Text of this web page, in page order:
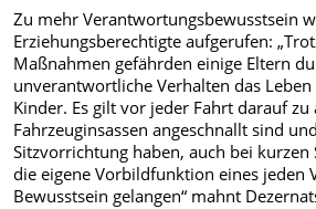
Zu mehr Verantwortungsbewusstsein
Erziehungsberechtigte aufgerufen:
Maßnahmen gefährden einige Eltern
unverantwortliche Verhalten das
Kinder. Es gilt vor jeder Fahrt darauf zu
Fahrzeuginsassen angeschnallt sind
Sitzvorrichtung haben, auch bei kurzen
die eigene Vorbildfunktion eines jeden
Bewusstsein gelangen“ mahnt